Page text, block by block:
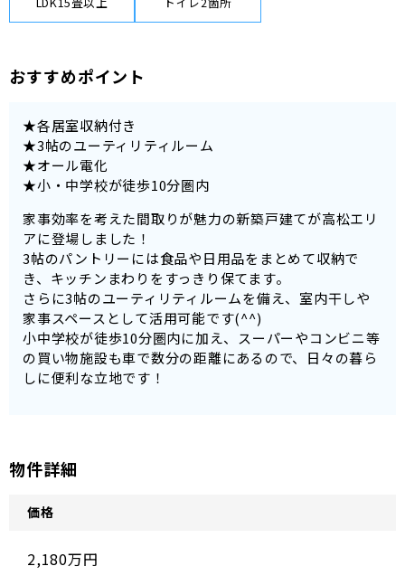
おすすめポイント
★各居室収納付き
★3帖のユーティリティルーム
★オール電化
★小・中学校が徒歩10分圏内
家事効率を考えた間取りが魅力の新築戸建てが高松エリ
アに登場しました！
3帖のパントリーには食品や日用品をまとめて収納で
き、キッチンまわりをすっきり保てます。
さらに3帖のユーティリティルームを備え、室内干しや
家事スペースとして活用可能です(^^)
小中学校が徒歩10分圏内に加え、スーパーやコンビニ等
の買い物施設も車で数分の距離にあるので、日々の暮ら
しに便利な立地です！
物件詳細
価格
2,180万円